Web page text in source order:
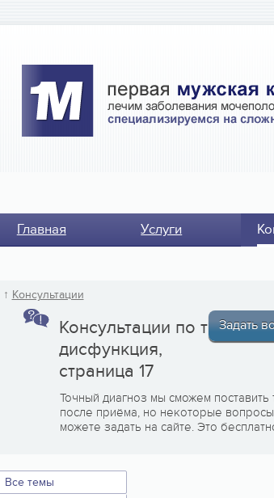
Главная Услуги
↑ Консультации
Задать
Консультации по теме
дисфункция,
страница 17
Точный диагноз мы сможем поставить
после приёма, но некоторые
можете задать на сайте. Это
Все темы